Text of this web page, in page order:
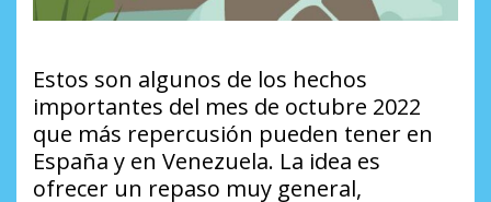
Estos son algunos de los hechos
importantes del mes de octubre 2022
que más repercusión pueden tener en
España y en Venezuela. La idea es
ofrecer un repaso muy general,